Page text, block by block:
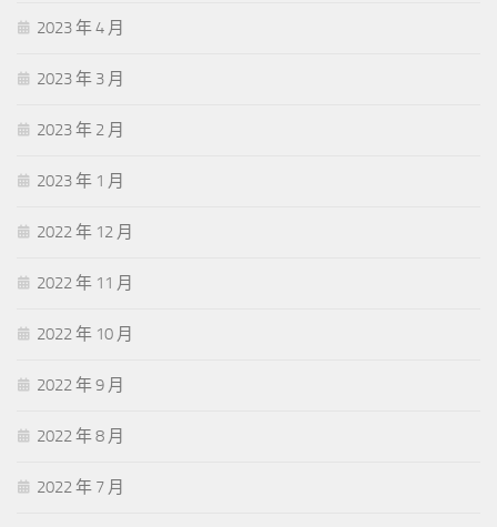
2023 年 4 月
2023 年 3 月
2023 年 2 月
2023 年 1 月
2022 年 12 月
2022 年 11 月
2022 年 10 月
2022 年 9 月
2022 年 8 月
2022 年 7 月